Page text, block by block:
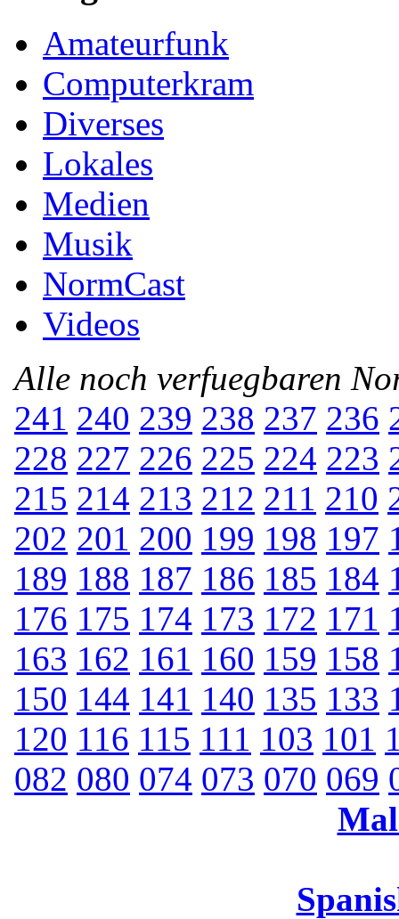
Amateurfunk
Computerkram
Diverses
Lokales
Medien
Musik
NormCast
Videos
Alle noch verfuegbaren
241 240 239 238 237 236
228 227 226 225 224 223
215 214 213 212 211 210
202 201 200 199 198 197
189 188 187 186 185 184
176 175 174 173 172 171
163 162 161 160 159 158
150 144 141 140 135 133
120 116 115 111 103 101
082 080 074 073 070 069